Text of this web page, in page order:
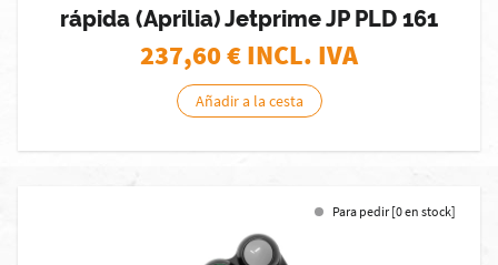
rápida (Aprilia) Jetprime JP PLD 161
237,60€ INCL. IVA
Añadir a la cesta
Para pedir [0 en stock]